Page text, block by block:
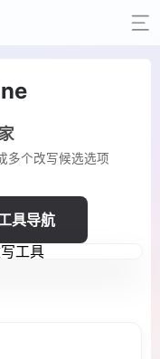
多个改写候选选项
具导航